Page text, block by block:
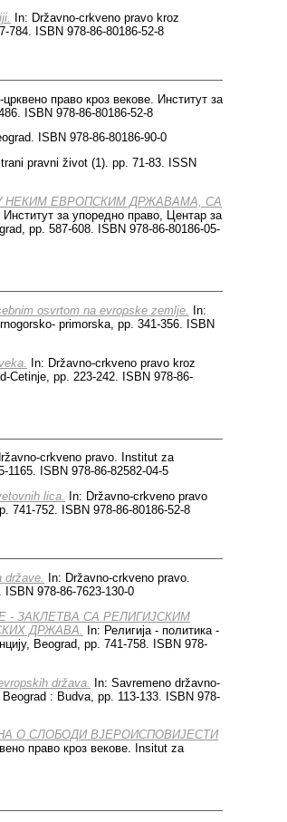
In: Državno-crkveno pravo kroz
784. ISBN 978-86-80186-52-8
право кроз векове. Институт за
ISBN 978-86-80186-52-8
ISBN 978-86-80186-90-0
pravni život (1). pp. 71-83. ISSN
НЕ­КИМ ЕВРОП­СКИМ ДР­ЖА­ВА­МА, СА
Институт за упоредно право, Центар за
pp. 587-608. ISBN 978-86-80186-05-
osvrtom na evropske zemlјe.
In:
primorska, pp. 341-356. ISBN
In: Državno-crkveno pravo kroz
Cetinje, pp. 223-242. ISBN 978-86-
crkveno pravo. Institut za
ISBN 978-86-82582-04-5
lica.
In: Državno-crkveno pravo
741-752. ISBN 978-86-80186-52-8
In: Državno-crkveno pravo.
978-86-7623-130-0
- ЗАКЛЕТВА СА РЕЛИГИЈСКИМ
ДРЖАВА.
In: Религија - политика -
Beograd, pp. 741-758. ISBN 978-
država. In: Savremeno državno-
: Budva, pp. 113-133. ISBN 978-
О СЛОБОДИ ВЈЕРОИСПОВИЈЕСТИ
право кроз векове. Insitut za